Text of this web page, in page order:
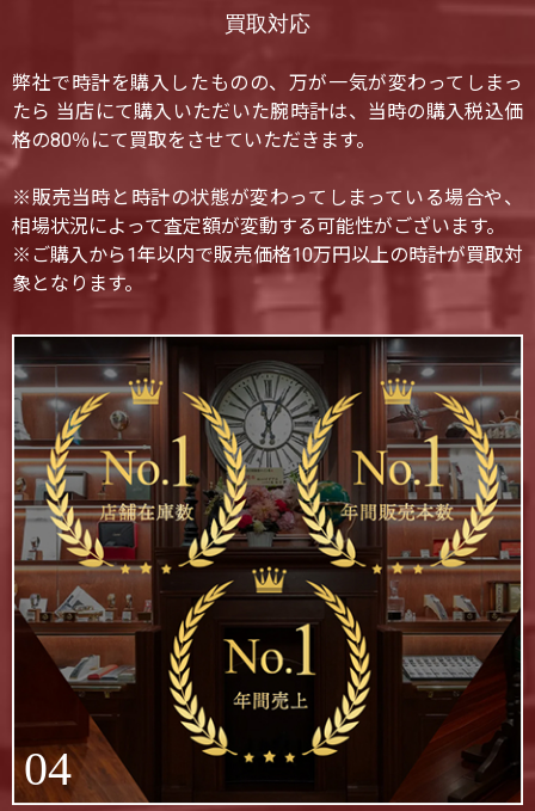
買取対応
弊社で時計を購入したものの、万が一気が変わってしまっ
たら 当店にて購入いただいた腕時計は、当時の購入税込価
格の80％にて買取をさせていただきます。
※販売当時と時計の状態が変わってしまっている場合や、
相場状況によって査定額が変動する可能性がございます。
※ご購入から1年以内で販売価格10万円以上の時計が買取対
象となります。
04